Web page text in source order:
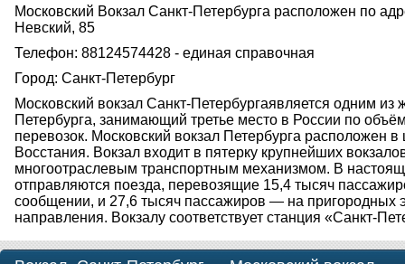
Московский Вокзал Санкт-Петербурга расположен по
Невский, 85
Телефон: 88124574428 - единая справочная
Город: Санкт-Петербург
Московский вокзал Санкт-Петербургаявляется одним
Петербурга, занимающий третье место в России по
перевозок. Московский вокзал Петербурга расположен
Восстания. Вокзал входит в пятерку крупнейших
многоотраслевым транспортным механизмом. В
отправляются поезда, перевозящие 15,4 тысяч
сообщении, и 27,6 тысяч пассажиров — на пригородных
направления. Вокзалу соответствует станция «Санкт-